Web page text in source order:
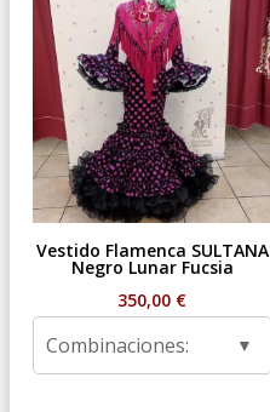
Vestido Flamenca SULTANA
Negro Lunar Fucsia
350,00 €
Combinaciones: